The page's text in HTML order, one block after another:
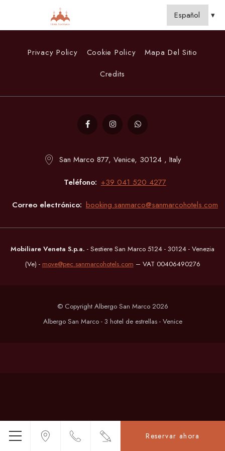
Menú
Reservar ahora
Privacy Policy Cookie Policy
Mapa Del Sitio
Credits
San Marco 877, Venice, 30124 , Italy
Teléfono +39 041 520 4277
Correo electrónico booking.sanmarco@sanmarcohotels.com
Mobiliare Veneta S.p.a. - Sestiere San Marco 5124 - 30124 - Venezia
(Ve) - move@pec.sanmarcohotels.com – VAT 00406490276
© Copyright Albergo San Marco 2026
Albergo San Marco - 3 hotel de estrellas - Venice